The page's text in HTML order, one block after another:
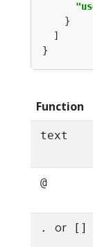
Function
text
@
. or []